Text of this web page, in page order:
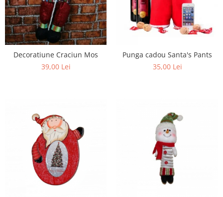
Decoratiune Craciun Mos
39,00 Lei
Punga cadou Santa's Pants
35,00 Lei